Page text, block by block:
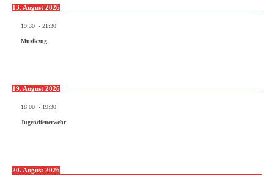
13. August 2026
19:30 - 21:30
Musikzug
19. August 2026
18:00 - 19:30
Jugendfeuerwehr
20. August 2026